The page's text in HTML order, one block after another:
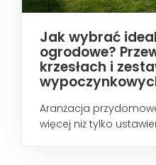
Jak wybrać
ogrodowe?
krzesłach i
Aranżacja
więcej niż tylko